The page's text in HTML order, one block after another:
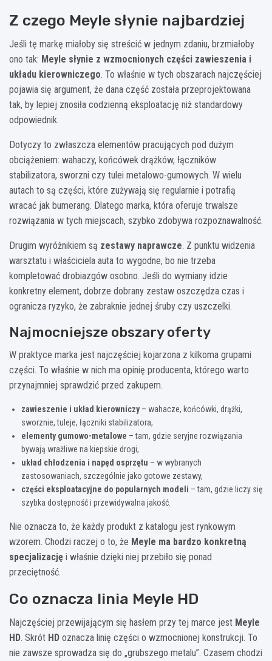
Z czego Meyle słynie najbardziej
Jeśli tę markę miałoby się streścić w jednym zdaniu, brzmiałoby
ono tak: Meyle słynie z wzmocnionych części zawieszenia i
układu kierowniczego. To właśnie w tych obszarach najczęściej
pojawia się argument, że dana część została przeprojektowana
tak, by lepiej znosiła codzienną eksploatację niż standardowy
odpowiednik.
Dotyczy to zwłaszcza elementów pracujących pod dużym
obciążeniem: wahaczy, końcówek drążków, łączników
stabilizatora, sworzni czy tulei metalowo-gumowych. W wielu
autach to są części, które zużywają się regularnie i potrafią
wracać jak bumerang. Dlatego marka, która oferuje trwalsze
rozwiązania w tych miejscach, szybko zdobywa rozpoznawalność.
Drugim wyróżnikiem są zestawy naprawcze. Z punktu widzenia
warsztatu i właściciela auta to wygodne, bo nie trzeba
kompletować drobiazgów osobno. Jeśli do wymiany idzie
konkretny element, dobrze dobrany zestaw oszczędza czas i
ogranicza ryzyko, że zabraknie jednej śruby czy uszczelki.
Najmocniejsze obszary oferty
W praktyce marka jest najczęściej kojarzona z kilkoma grupami
części. To właśnie w nich ma opinię producenta, którego warto
przynajmniej sprawdzić przed zakupem.
zawieszenie i układ kierowniczy– wahacze, końcówki, drążki,
sworznie, tuleje, łączniki stabilizatora,
elementy gumowo-metalowe – tam, gdzie seryjne rozwiązania
bywają wrażliwe na kiepskie drogi,
układ chłodzenia i napęd osprzętu – w wybranych
zastosowaniach, szczególnie jako gotowe zestawy,
części eksploatacyjne do popularnych modeli – tam, gdzie liczy się
szybka dostępność i przewidywalna jakość.
Nie oznacza to, że każdy produkt z katalogu jest rynkowym
wzorem. Chodzi raczej o to, że Meyle ma bardzo konkretną
specjalizację i właśnie dzięki niej przebiło się ponad
przeciętność.
Co oznacza linia Meyle HD
Najczęściej przewijającym się hasłem przy tej marce jest Meyle
HD. Skrót HD oznacza linię części o wzmocnionej konstrukcji. To
nie zawsze sprowadza się do „grubszego metalu”. Czasem chodzi